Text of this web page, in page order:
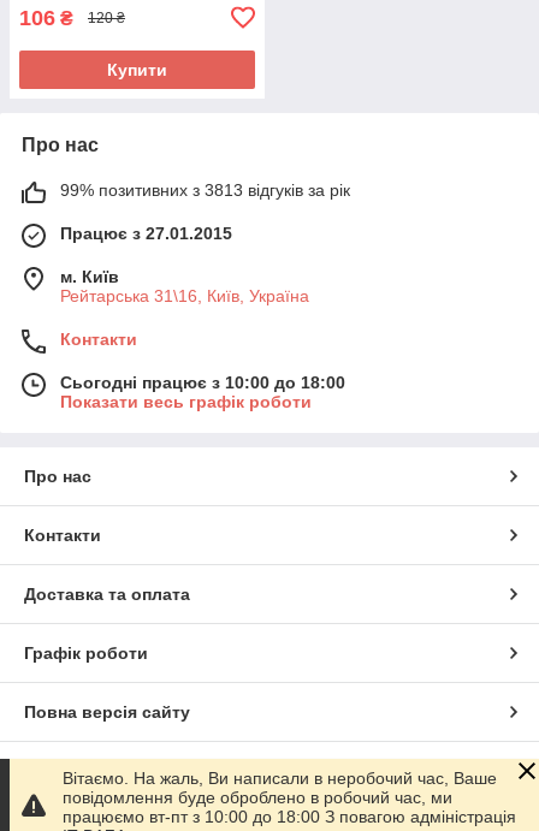
106 ₴ 120 ₴
Купити
Про нас
99% позитивних з 3813 відгуків за рік
Працює з 27.01.2015
м. Київ
Рейтарська 31\16, Київ, Україна
Контакти
Сьогодні працює з 10:00 до 18:00
Показати весь графік роботи
Про нас
Контакти
Доставка та оплата
Графік роботи
Повна версія сайту
Сайт створено на маркетплейсі
Вітаємо. На жаль, Ви написали в неробочий час, Ваше
повідомлення буде оброблено в робочий час, ми
працюємо вт-пт з 10:00 до 18:00 З повагою адміністрація